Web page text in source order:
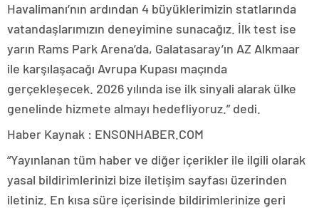
Havalimanı’nın ardından 4 büyüklerimizin statlarında
vatandaşlarımızın deneyimine sunacağız. İlk test ise
yarın Rams Park Arena’da, Galatasaray’ın AZ Alkmaar
ile karşılaşacağı Avrupa Kupası maçında
gerçekleşecek. 2026 yılında ise ilk sinyali alarak ülke
genelinde hizmete almayı hedefliyoruz.” dedi.
Haber Kaynak : ENSONHABER.COM
“Yayınlanan tüm haber ve diğer içerikler ile ilgili olarak
yasal bildirimlerinizi bize iletişim sayfası üzerinden
iletiniz. En kısa süre içerisinde bildirimlerinize geri